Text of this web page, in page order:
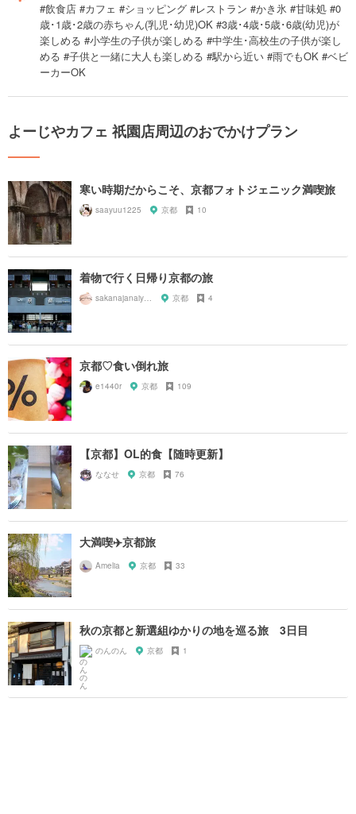
#飲食店 #カフェ #ショッピング #レストラン #かき氷 #甘味処 #0
歳･1歳･2歳の赤ちゃん(乳児･幼児)OK #3歳･4歳･5歳･6歳(幼児)が
楽しめる #小学生の子供が楽しめる #中学生･高校生の子供が楽し
める #子供と一緒に大人も楽しめる #駅から近い #雨でもOK #ベビ
ーカーOK
よーじやカフェ 祇園店周辺のおでかけプラン
寒い時期だからこそ、京都フォトジェニック満喫旅
saayuu1225 京都 10
着物で行く日帰り京都の旅
sakanajanaiyo_ayu 京都 4
京都♡食い倒れ旅
e1440r 京都 109
【京都】OL的食【随時更新】
ななせ 京都 76
大満喫✈️京都旅
Amelia 京都 33
秋の京都と新選組ゆかりの地を巡る旅 3日目
のんのん 京都 1